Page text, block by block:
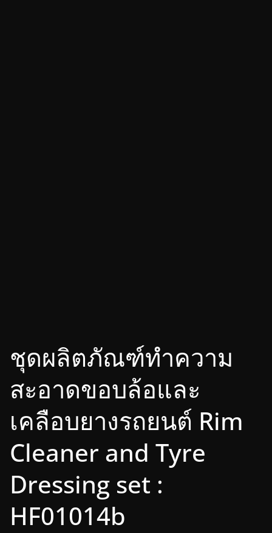
ชุดผลิตภัณฑ์ทำความ
สะอาดขอบล้อและ
เคลือบยางรถยนต์ Rim
Cleaner and Tyre
Dressing set :
HF01014b